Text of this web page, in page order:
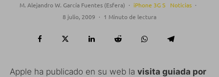
M. Alejandro W. García Fuentes (Esfera) · iPhone 3G S Noticias ·
8 julio, 2009 · 1 Minuto de lectura
Apple ha publicado en su web la visita guiada por